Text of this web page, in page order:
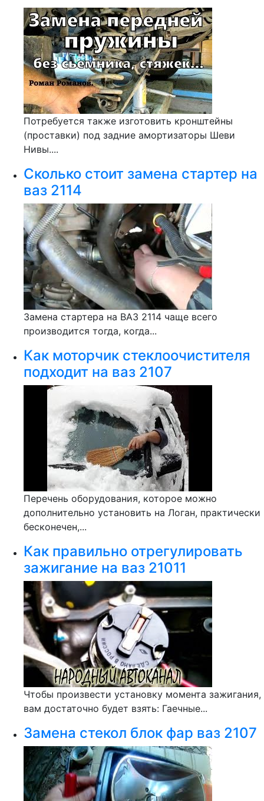
Потребуется также изготовить кронштейны
(проставки) под задние амортизаторы Шеви
Нивы....
Сколько стоит замена стартер на
ваз 2114
Замена стартера на ВАЗ 2114 чаще всего
производится тогда, когда...
Как моторчик стеклоочистителя
подходит на ваз 2107
Перечень оборудования, которое можно
дополнительно установить на Логан, практически
бесконечен,...
Как правильно отрегулировать
зажигание на ваз 21011
Чтобы произвести установку момента зажигания,
вам достаточно будет взять: Гаечные...
Замена стекол блок фар ваз 2107